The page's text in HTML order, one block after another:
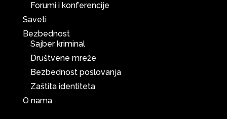
Forumi i konferencije
Saveti
Bezbednost
Sajber kriminal
Društvene mreže
Bezbednost poslovanja
Zaštita identiteta
O nama